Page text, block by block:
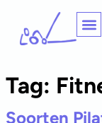
Tag:
Soorten